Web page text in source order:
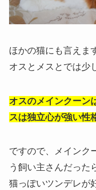
ほかの猫にも言えま
オスとメスとでは少
オスのメインクーン
スは独立心が強い性
ですので、メインク
う飼い主さんだった
猫っぽいツンデレが